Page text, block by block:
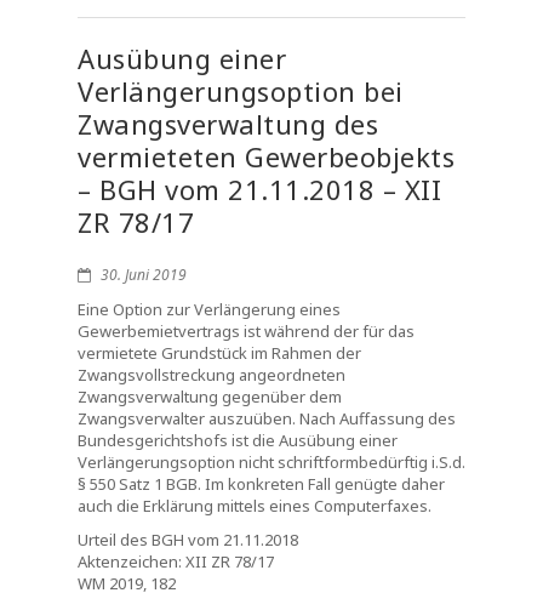
Ausübung einer
Verlängerungsoption bei
Zwangsverwaltung des
vermieteten Gewerbeobjekts
– BGH vom 21.11.2018 – XII
ZR 78/17
30. Juni 2019
Eine Option zur Verlängerung eines
Gewerbemietvertrags ist während der für das
vermietete Grundstück im Rahmen der
Zwangsvollstreckung angeordneten
Zwangsverwaltung gegenüber dem
Zwangsverwalter auszuüben. Nach Auffassung des
Bundesgerichtshofs ist die Ausübung einer
Verlängerungsoption nicht schriftformbedürftig i.S.d.
§ 550 Satz 1 BGB. Im konkreten Fall genügte daher
auch die Erklärung mittels eines Computerfaxes.
Urteil des BGH vom 21.11.2018
Aktenzeichen: XII ZR 78/17
WM 2019, 182